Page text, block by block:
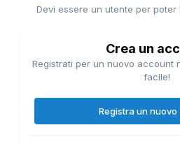
Devi essere un utente per
Crea un
Registrati per un nuovo account
facile!
Registra un